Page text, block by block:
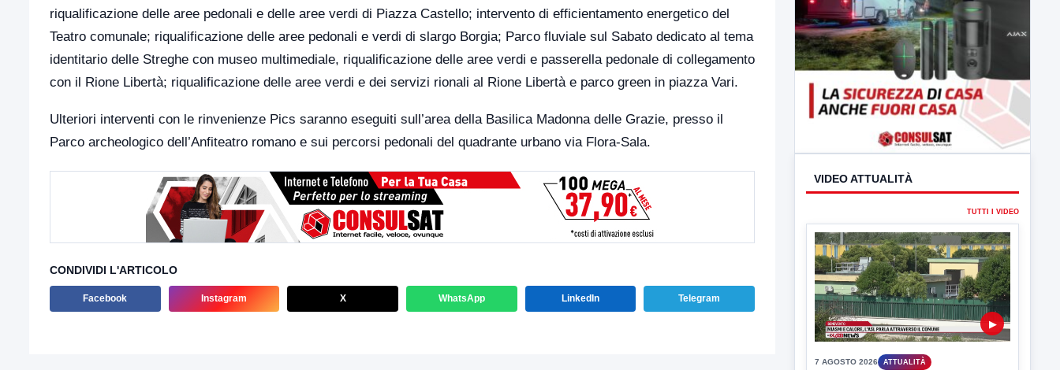
riqualificazione delle aree pedonali e delle aree verdi di Piazza Castello; intervento di efficientamento energetico del
Teatro comunale; riqualificazione delle aree pedonali e verdi di slargo Borgia; Parco fluviale sul Sabato dedicato al tema
identitario delle Streghe con museo multimediale, riqualificazione delle aree verdi e passerella pedonale di collegamento
con il Rione Libertà; riqualificazione delle aree verdi e dei servizi rionali al Rione Libertà e parco green in piazza Vari.
Ulteriori interventi con le rinvenienze Pics saranno eseguiti sull’area della Basilica Madonna delle Grazie, presso il
Parco archeologico dell’Anfiteatro romano e sui percorsi pedonali del quadrante urbano via Flora-Sala.
CONDIVIDI L'ARTICOLO
Facebook Instagram X WhatsApp LinkedIn Telegram
VIDEO ATTUALITÀ
TUTTI I VIDEO
▶
7 AGOSTO 2026 ATTUALITÀ